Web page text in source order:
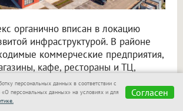
органично вписан в локацию
инфраструктурой. В районе
коммерческие предприятия,
кафе, рестораны и ТЦ,
Спортивная сеть включает
комплексы, стадионы,
залы, а в парке есть
персональных данных в соответствии с
персональных данных» на условиях и для
Согласен